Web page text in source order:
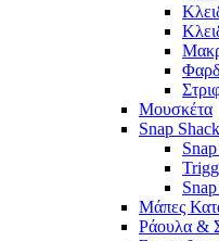
Μουσκέτα
Snap
Μάπες
Ράουλα &